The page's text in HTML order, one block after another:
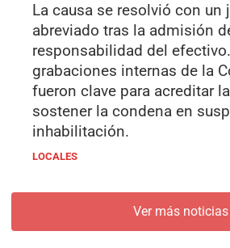
La causa se resolvió con un
abreviado tras la admisión
responsabilidad del
grabaciones internas de la
fueron clave para acreditar
sostener la condena en
inhabilitación.
LOCALES
Ver más noticias